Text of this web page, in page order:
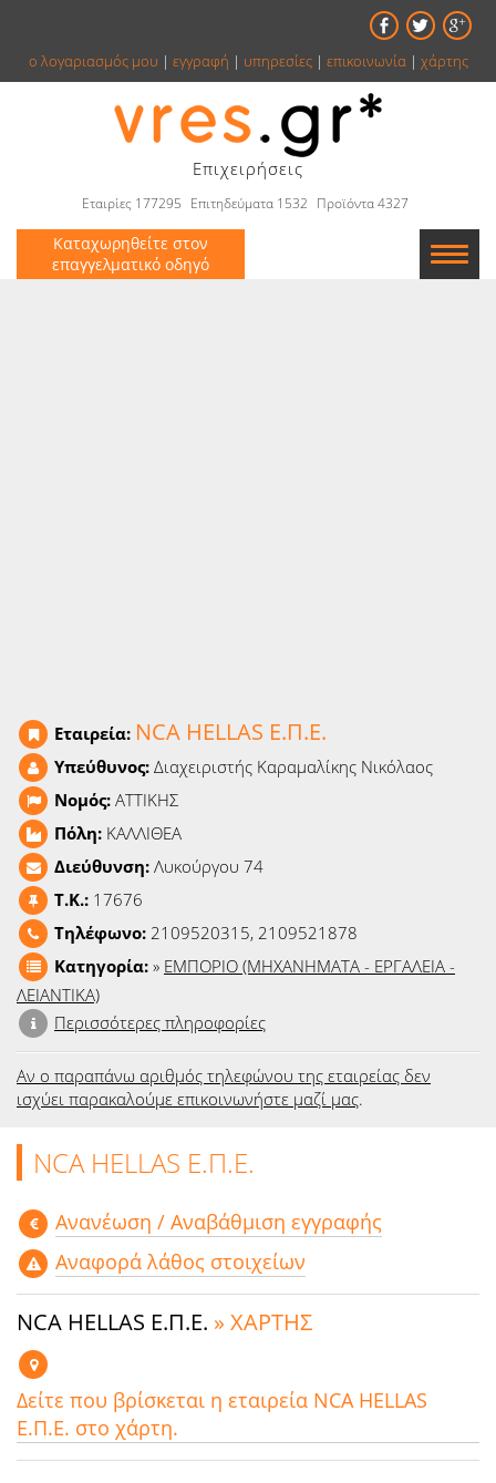
ο λογαριασμός μου | εγγραφή | υπηρεσίες| επικοινωνία| χάρτης
Επιχειρήσεις
Εταιρίες 177295 Επιτηδεύματα 1532 Προϊόντα 4327
Καταχωρηθείτε στον
επαγγελματικό οδηγό
Εταιρεία: NCA HELLAS Ε.Π.Ε.
Υπεύθυνος: Διαχειριστής Καραμαλίκης Νικόλαος
Νομός: ΑΤΤΙΚΗΣ
Πόλη: ΚΑΛΛΙΘΕΑ
Διεύθυνση: Λυκούργου 74
T.K.: 17676
Τηλέφωνο: 2109520315, 2109521878
Κατηγορία: » ΕΜΠΟΡΙΟ (ΜΗΧΑΝΗΜΑΤΑ - ΕΡΓΑΛΕΙΑ -
ΛΕΙΑΝΤΙΚΑ)
Περισσότερες πληροφορίες
Αν ο παραπάνω αριθμός τηλεφώνου της εταιρείας δεν
ισχύει παρακαλούμε επικοινωνήστε μαζί μας.
NCA HELLAS Ε.Π.Ε.
Aνανέωση / Αναβάθμιση εγγραφής
Αναφορά λάθος στοιχείων
NCA HELLAS Ε.Π.Ε. » ΧΑΡΤΗΣ
Δείτε που βρίσκεται η εταιρεία NCA HELLAS
Ε.Π.Ε. στο χάρτη.